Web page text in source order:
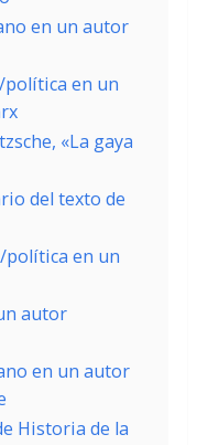
en un autor
política en un
«La gaya
del texto de
política en un
autor
en un autor
Historia de la